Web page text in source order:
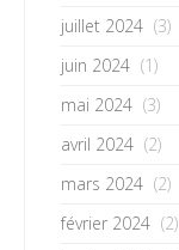
juillet 2024 (3)
juin 2024 (1)
mai 2024 (3)
avril 2024 (2)
mars 2024 (2)
février 2024 (2)